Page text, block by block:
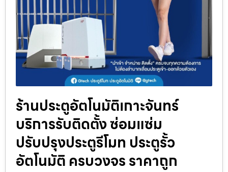
ร้านประตูอัตโนมัติเกาะจันทร์
บริการรับติดตั้ง ซ่อมแซ่ม
ปรับปรุงประตูรีโมท ประตูรั้ว
อัตโนมัติ ครบวงจร ราคาถูก